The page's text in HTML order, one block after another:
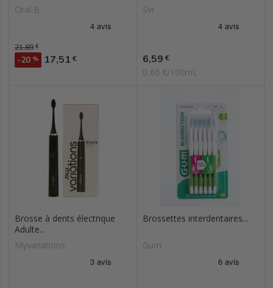
Oral B
Prix de base
21,89 €
-20 % Prix
17,51 €
Svr
Prix
6,59 €
0,66 €/100mL
Brosse à dents électrique
Adulte...
Myvariations
Brossettes interdentaires...
Gum